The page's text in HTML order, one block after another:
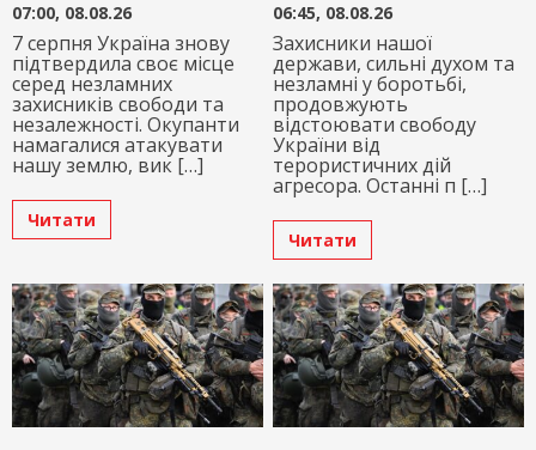
07:00, 08.08.26
7 серпня Україна знову
підтвердила своє місце
серед незламних
захисників свободи та
незалежності. Окупанти
намагалися атакувати
нашу землю, вик […]
Читати
06:45, 08.08.26
Захисники нашої
держави, сильні духом та
незламні у боротьбі,
продовжують
відстоювати свободу
України від
терористичних дій
агресора. Останні п […]
Читати